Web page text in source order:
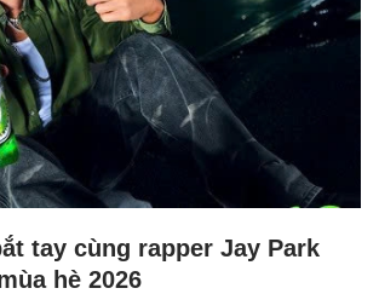
tay cùng rapper Jay Park
hè 2026